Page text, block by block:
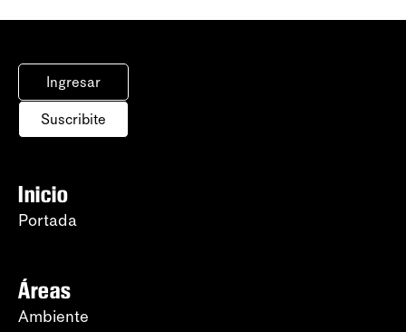
Ingresar
Suscribite
Inicio
Portada
Áreas
Ambiente